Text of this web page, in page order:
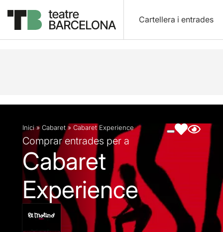
Cartellera i entrades
Descripció Fitxa artística Fotos i vídeos
Inici»Cabaret» Cabaret Experience
Comprar entrades per a
Cabaret
Experience